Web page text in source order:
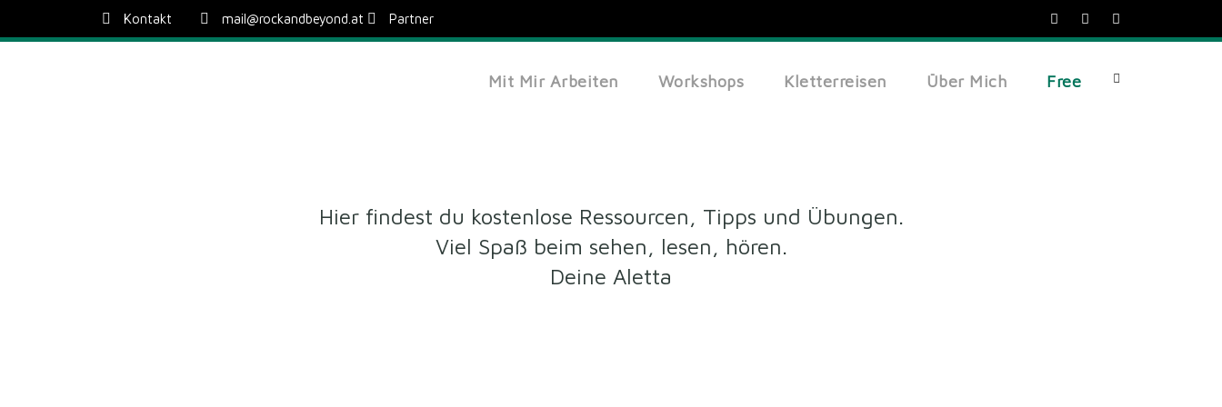
Kontakt mail@rockandbeyond.at Partner
Mit Mir Arbeiten Workshops Kletterreisen Über Mich Free
Free
Hier findest du kostenlose Ressourcen, Tipps und Übungen.
Viel Spaß beim sehen, lesen, hören.
Deine Aletta